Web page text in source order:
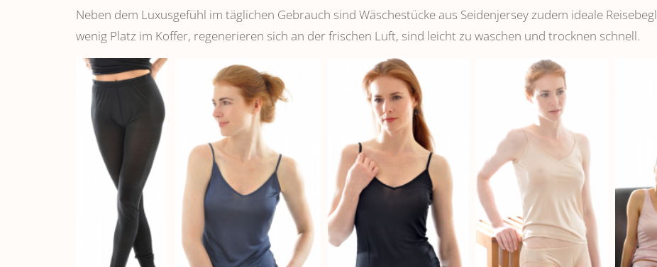
Neben dem Luxusgefühl im täglichen Gebrauch sind Wäschestücke aus Seidenjersey zudem ideale
wenig Platz im Koffer, regenerieren sich an der frischen Luft, sind leicht zu waschen und trocknen schnell.